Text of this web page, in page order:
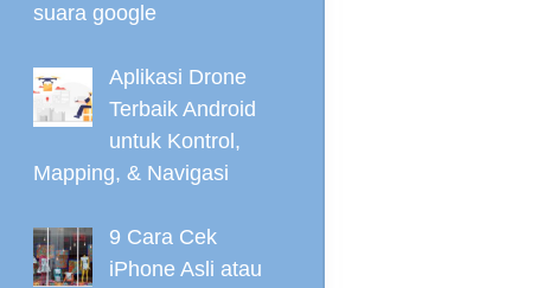
suara google
Aplikasi Drone
Terbaik Android
untuk Kontrol,
Mapping, & Navigasi
9 Cara Cek
iPhone Asli atau